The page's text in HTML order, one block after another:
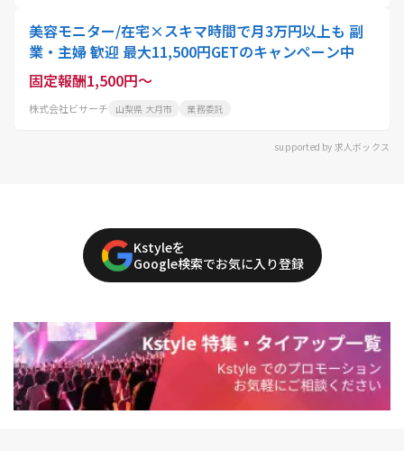
美容モニター/在宅×スキマ時間で月3万円以上も 副
業・主婦 歓迎 最大11,500円GETのキャンペーン中
固定報酬1,500円～
株式会社ビサーチ 山梨県 大月市 業務委託
supported by 求人ボックス
Kstyleを
Google検索でお気に入り登録